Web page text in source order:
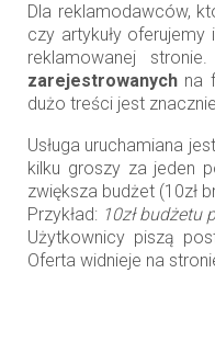
Dla reklamodawców,
czy artykuły
reklamowanej
zarejestrowanych na
dużo treści jest znacznie
Usługa uruchamiana
kilku groszy za jeden
zwiększa budżet (10zł
Przykład: 10zł budżetu
Użytkownicy piszą
Oferta widnieje na